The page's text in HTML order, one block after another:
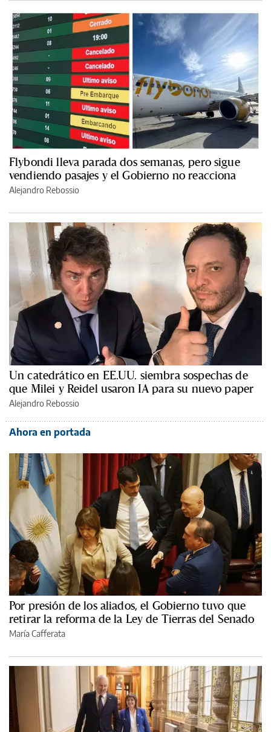
Flybondi lleva parada dos semanas, pero sigue
vendiendo pasajes y el Gobierno no reacciona
Alejandro Rebossio
Un catedrático en EE.UU. siembra sospechas de
que Milei y Reidel usaron IA para su nuevo paper
Alejandro Rebossio
Ahora en portada
Por presión de los aliados, el Gobierno tuvo que
retirar la reforma de la Ley de Tierras del Senado
María Cafferata